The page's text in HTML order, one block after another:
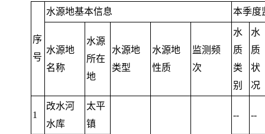
序
号
水源地基本信息 本季度
水源地
名称
水源
所在
地
水源地
类型
水源地
性质
监测频
次
水
质
类
别
水
质
状
况
1
改水河
水库
太平
镇
-- --